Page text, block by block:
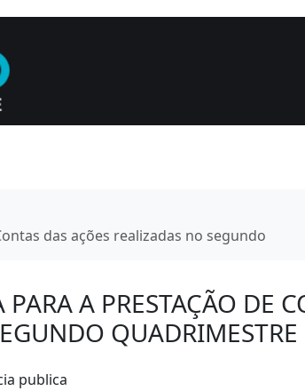
das ações realizadas no segundo
A PRESTAÇÃO DE
publica